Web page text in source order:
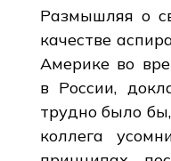
Размышляя о
качестве
Америке во
в России,
трудно было
коллега